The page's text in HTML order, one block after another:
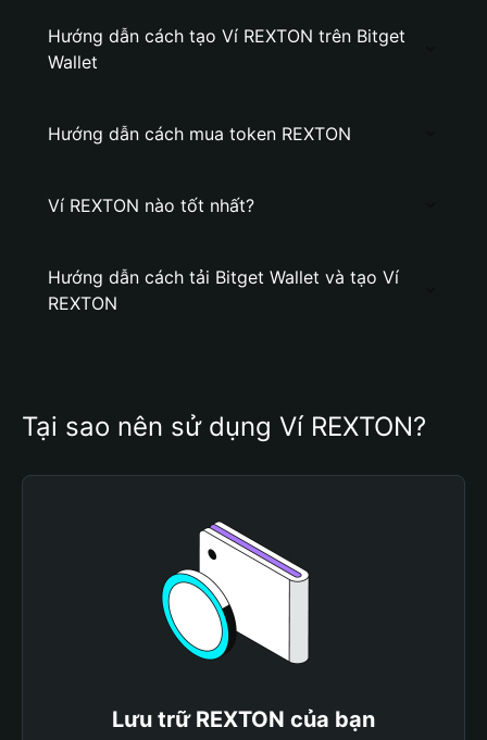
Hướng dẫn cách tạo Ví REXTON trên Bitget
Wallet
Hướng dẫn cách mua token REXTON
Ví REXTON nào tốt nhất?
Hướng dẫn cách tải Bitget Wallet và tạo Ví
REXTON
Tại sao nên sử dụng Ví REXTON?
Lưu trữ REXTON của bạn